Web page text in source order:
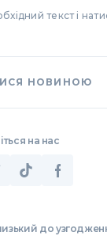
текст і
НОВИНОЮ
на нас
до